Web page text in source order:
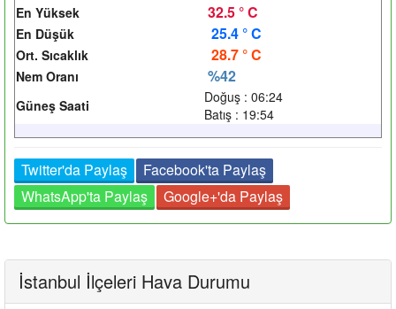
En Yüksek 32.5 ° C
En Düşük 25.4 ° C
Ort. Sıcaklık 28.7 ° C
Nem Oranı %42
Güneş Saati
Doğuş : 06:24
Batış : 19:54
Twitter'da Paylaş
Facebook'ta Paylaş
WhatsApp'ta Paylaş
Google+'da Paylaş
İstanbul İlçeleri Hava Durumu